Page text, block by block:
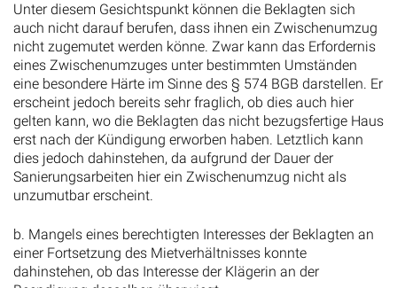
Unter diesem Gesichtspunkt können die Beklagten sich
auch nicht darauf berufen, dass ihnen ein Zwischenumzug
nicht zugemutet werden könne. Zwar kann das Erfordernis
eines Zwischenumzuges unter bestimmten Umständen
eine besondere Härte im Sinne des § 574 BGB darstellen. Er
erscheint jedoch bereits sehr fraglich, ob dies auch hier
gelten kann, wo die Beklagten das nicht bezugsfertige Haus
erst nach der Kündigung erworben haben. Letztlich kann
dies jedoch dahinstehen, da aufgrund der Dauer der
Sanierungsarbeiten hier ein Zwischenumzug nicht als
unzumutbar erscheint.
b. Mangels eines berechtigten Interesses der Beklagten an
einer Fortsetzung des Mietverhältnisses konnte
dahinstehen, ob das Interesse der Klägerin an der